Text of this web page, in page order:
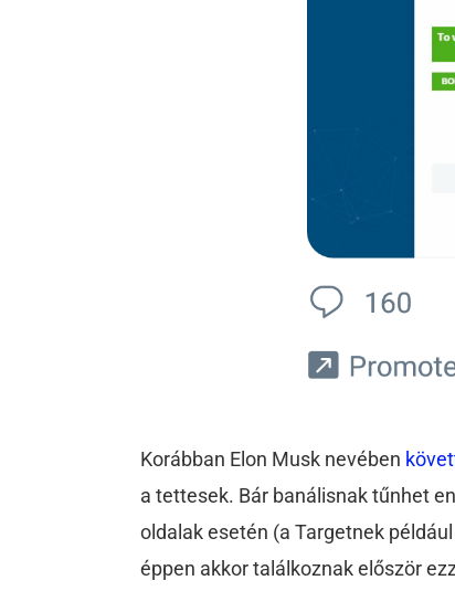
Korábban Elon Musk nevében
a tettesek. Bár banálisnak tűnhet
oldalak esetén (a Targetnek
éppen akkor találkoznak először